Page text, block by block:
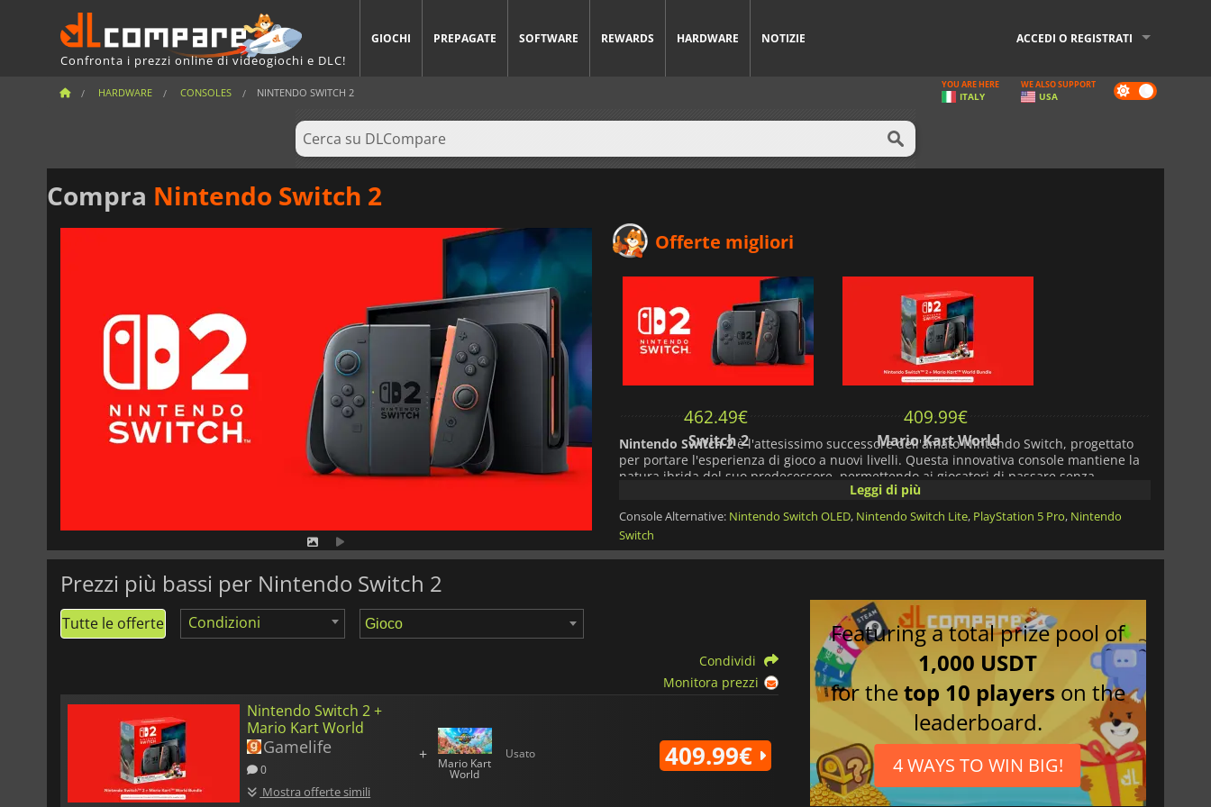
Confronta i prezzi online di videogiochi e DLC!
GIOCHI PREPAGATE SOFTWARE REWARDS HARDWARE NOTIZIE ACCEDI O REGISTRATI
HARDWARE CONSOLES NINTENDO SWITCH 2 Dark
mode
YOU ARE HERE
ITALY
WE ALSO SUPPORT
USA
Compra Nintendo Switch 2
Offerte migliori
462.49€
Switch 2
409.99€
Mario Kart World
Nintendo Switch 2è l'attesissimo successore dell'amato Nintendo Switch, progettato
per portare l'esperienza di gioco a nuovi livelli. Questa innovativa console mantiene la
natura ibrida del suo predecessore, permettendo ai giocatori di passare senza
problemi dalla modalità portatile a quella agganciata.
Design:
Nintendo Switch 2presenta un design elegante e moderno con un display LCD da 7,9
costruita con un telaio resistente, che le permette di resistere all'uso quotidiano pur
rimanendo leggera e portatile. I controller Joy-Con sono stati riprogettati per migliorare
Prestazioni:
Alimentata da un processore NVIDIA Tegra personalizzato, la console
Nintendo Switch
offre una grafica migliorata e tempi di caricamento più rapidi. Grazie alla capacità di
output 4K quando è agganciato al dock, i giocatori possono godersi i loro titoli preferiti
in una straordinaria alta definizione. Insieme alla RAM potenziata, le prestazioni di
gioco sono fluide e reattive, consentendo di giocare a giochi più complessi e di grande
Leggi di più
Console Alternative: Nintendo Switch OLED, Nintendo Switch Lite, PlayStation 5 Pro, Nintendo
Switch
Prezzi più bassi per Nintendo Switch 2
Tutte le offerte Condizioni
Condividi
Monitora prezzi
Nintendo Switch 2 +
Mario Kart World
Gamelife
0
Mostra offerte simili
+ Mario Kart
World
Usato 409.99€
Featuring a total prize pool of
1,000 USDT
for thetop 10 players on the
leaderboard.
4 WAYS TO WIN BIG!